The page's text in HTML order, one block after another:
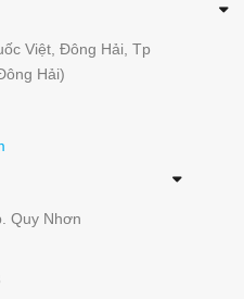
Việt, Đông Hải, Tp
Hải)
Quy Nhơn